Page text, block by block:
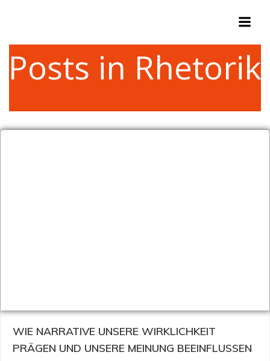
Posts in Rhetorik
WIE NARRATIVE UNSERE WIRKLICHKEIT
PRÄGEN UND UNSERE MEINUNG BEEINFLUSSEN